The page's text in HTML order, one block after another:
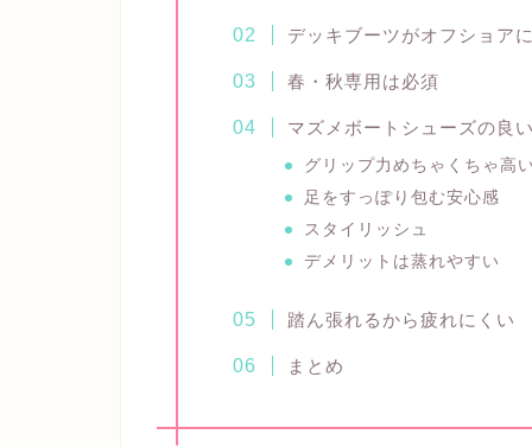
デッキブーツがオフショア
春・秋専用は必須
マズメボートシューズの良
グリップ力めちゃくちゃ高
足をすっぽり包む安心感
スタイリッシュ
デメリットは蒸れやすい
踏ん張れるから疲れにくい
まとめ